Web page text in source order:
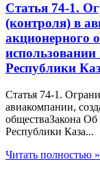
Статья 74-1.
(контроля) в
акционерного
использовании
Республики
Статья 74-1.
авиакомпании,
обществаЗакона Об
Республики Каза...
Читать полностью »